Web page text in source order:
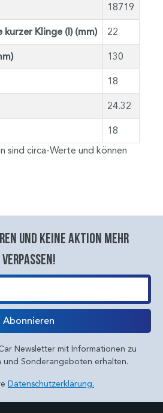
18719
Klinge (I) (mm) 22
130
18
24.32
18
sind circa-Werte und können
und keine aktion mehr
verpassen!
Abonnieren
Newsletter mit Informationen zu
und Sonderangeboten erhalten.
Datenschutzerklärung.